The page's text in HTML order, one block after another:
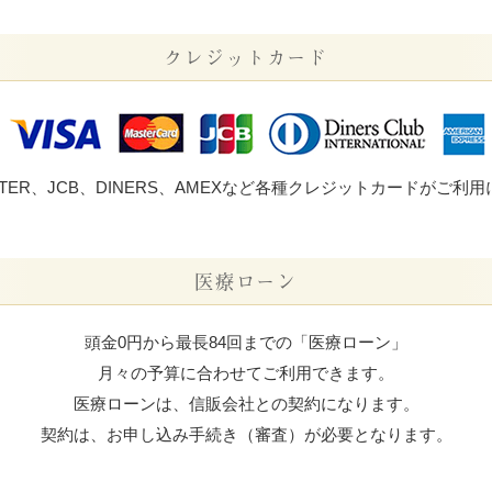
クレジットカード
、JCB、DINERS、AMEXなど各種クレジットカードがご利用
医療ローン
頭金0円から最長84回までの「医療ローン」
月々の予算に合わせてご利用できます。
医療ローンは、信販会社との契約になります。
契約は、お申し込み手続き（審査）が必要となります。